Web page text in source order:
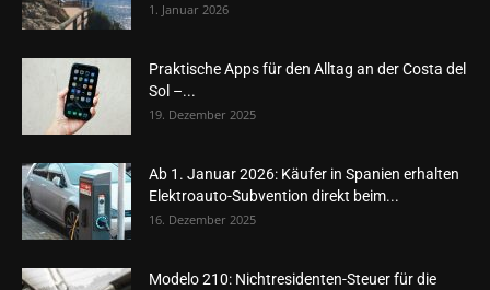
1. Januar 2026
Praktische Apps für den Alltag an der Costa del
Sol –...
19. Dezember 2025
Ab 1. Januar 2026: Käufer in Spanien erhalten
Elektroauto-Subvention direkt beim...
16. Dezember 2025
Modelo 210: Nichtresidenten-Steuer für die